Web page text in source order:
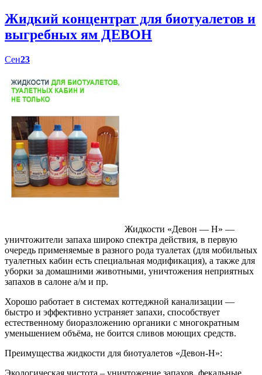
Жидкий концентрат для биотуалетов и
выгребных ям ДЕВОН
Сен23
Жидкости «Девон — Н» —
уничтожители запаха широко спектра действия, в первую
очередь применяемые в разного рода туалетах (для мобильных
туалетных кабин есть специальная модификация), а также для
уборки за домашними животными, уничтожения неприятных
запахов в салоне а/м и пр.
Хорошо работает в системах коттеджной канализации —
быстро и эффективно устраняет запахи, способствует
естественному биоразложению органики с многократным
уменьшением объёма, не боится сливов моющих средств.
Преимущества жидкости для биотуалетов «Девон-Н»:
Экологическая чистота – уничтожение запахов, фекальные